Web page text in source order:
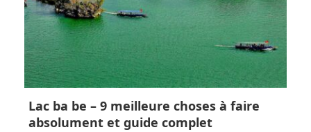
Lac ba be – 9 meilleure choses à faire
absolument et guide complet